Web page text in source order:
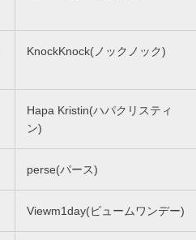
KnockKnock(ノックノック)
Hapa Kristin(ハパクリスティ
ン)
perse(パース)
Viewm1day(ビュームワンデー)